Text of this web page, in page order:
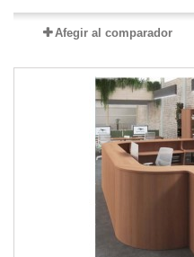
Afegir al comparador